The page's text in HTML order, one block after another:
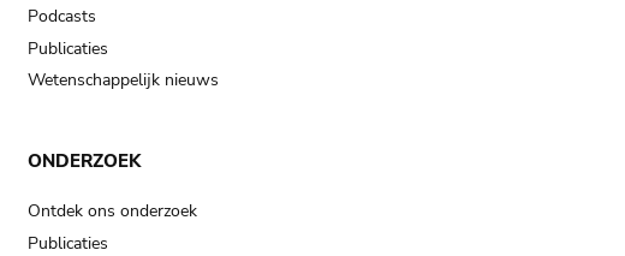
Podcasts
Publicaties
Wetenschappelijk nieuws
ONDERZOEK
Ontdek ons onderzoek
Publicaties